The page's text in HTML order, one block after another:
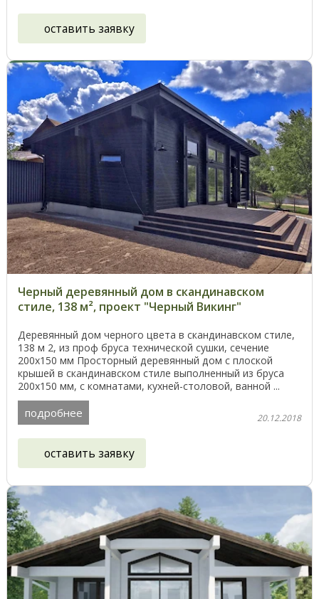
оставить заявку
Черный деревянный дом в скандинавском
стиле, 138 м², проект "Черный Викинг"
Деревянный дом черного цвета в скандинавском стиле,
138 м 2, из проф бруса технической сушки, сечение
200х150 мм Просторный деревянный дом с плоской
крышей в скандинавском стиле выполненный из бруса
200х150 мм, с комнатами, кухней-столовой, ванной ...
подробнее 20.12.2018
оставить заявку